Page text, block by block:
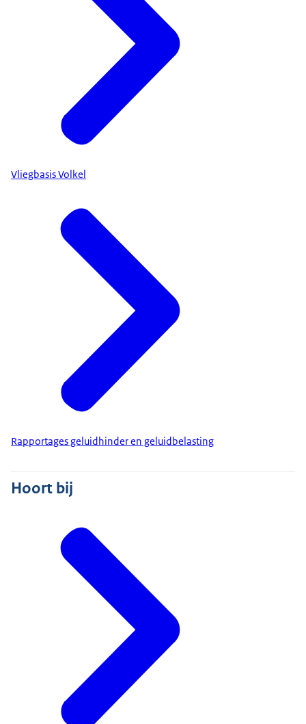
Vliegbasis Volkel
Rapportages geluidhinder en geluidbelasting
Hoort bij